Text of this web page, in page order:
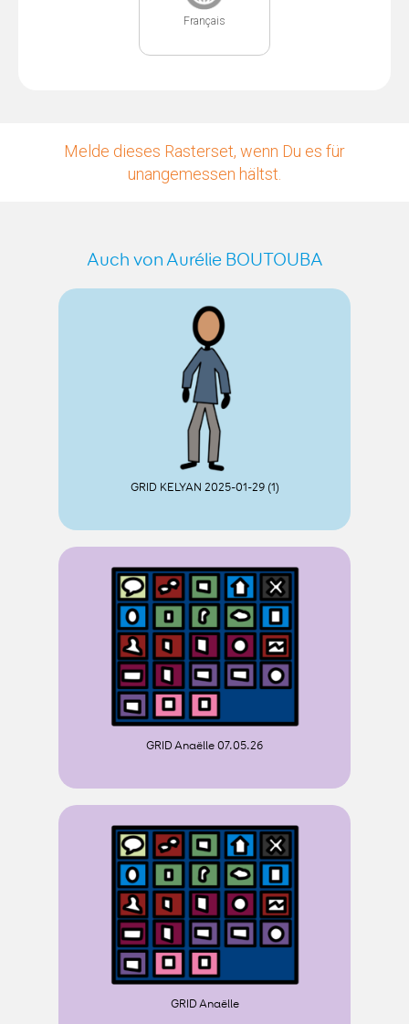
Français
Melde dieses Rasterset, wenn Du es für
unangemessen hältst.
Auch von Aurélie BOUTOUBA
GRID KELYAN 2025-01-29 (1)
GRID Anaëlle 07.05.26
GRID Anaëlle